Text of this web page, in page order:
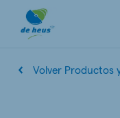
Volver Productos